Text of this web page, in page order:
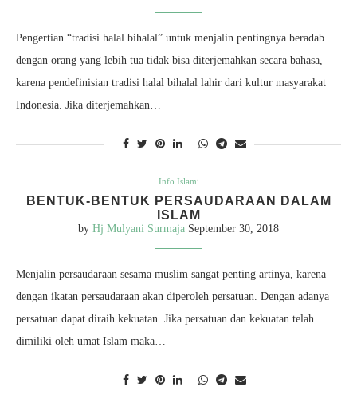
Pengertian “tradisi halal bihalal” untuk menjalin pentingnya beradab
dengan orang yang lebih tua tidak bisa diterjemahkan secara bahasa,
karena pendefinisian tradisi halal bihalal lahir dari kultur masyarakat
Indonesia. Jika diterjemahkan…
Info Islami
BENTUK-BENTUK PERSAUDARAAN DALAM
ISLAM
by Hj Mulyani Surmaja September 30, 2018
Menjalin persaudaraan sesama muslim sangat penting artinya, karena
dengan ikatan persaudaraan akan diperoleh persatuan. Dengan adanya
persatuan dapat diraih kekuatan. Jika persatuan dan kekuatan telah
dimiliki oleh umat Islam maka…